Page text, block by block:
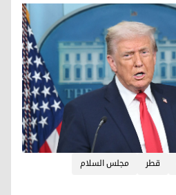
قطر
مجلس السلام